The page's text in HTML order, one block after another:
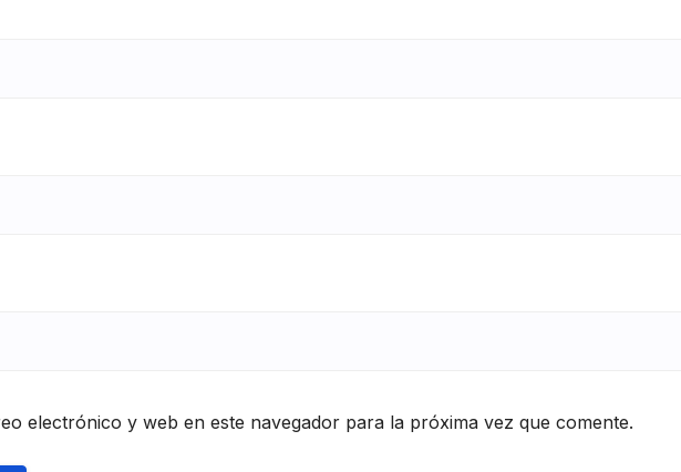
electrónico y web en este navegador para la próxima vez que comente.